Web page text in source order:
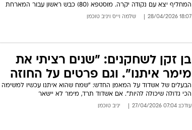
המחליף יצא עם נקודה יקרה. מוסטפא (80) כבש ראשון עבור המארחת
18:07 28/04/2026 שלמה וייס יניב טוכמן
בן זקן לשחקנים: "שנים רציתי את
מימר איתנו". וגם פרטים על החוזה
הבעלים של אשדוד על המאמן החדש: "שמח שהוא איתנו עכשיו למשימה
הכי גדולה שיכולה להיות". אם אשדוד תרד, מימר לא יישאר
עודכן: 07:04 27/04/2026 יניב טוכמן